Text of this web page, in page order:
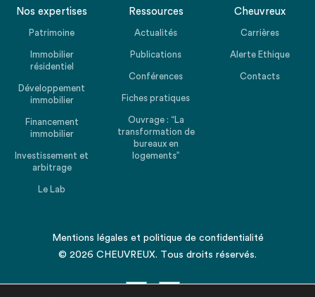
Nos expertises
Patrimoine
Immobilier
résidentiel
Développement
immobilier
Financement
immobilier
Investissement et
arbitrage
Le Lab
Ressources
Actualités
Publications
Conférences
Fiches pratiques
Ouvrage : “La
transformation de
bureaux en
logements”
Cheuvreux
Carrières
Alerte Ethique
Contacts
Mentions légales et politique de confidentialité
© 2026 CHEUVREUX. Tous droits réservés.